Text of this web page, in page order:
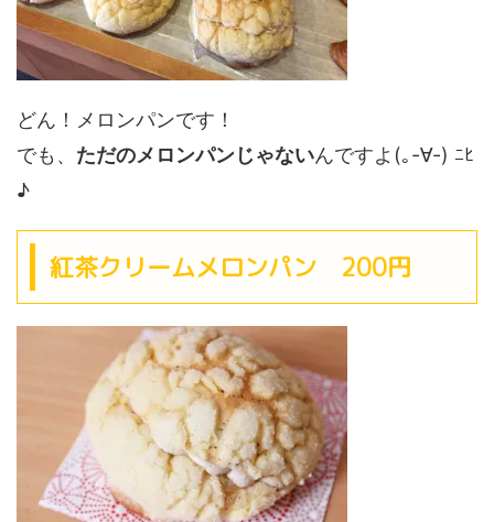
どん！メロンパンです！
でも、 ただのメロンパンじゃないんですよ(｡-∀-) ﾆﾋ
♪
紅茶クリームメロンパン 200円